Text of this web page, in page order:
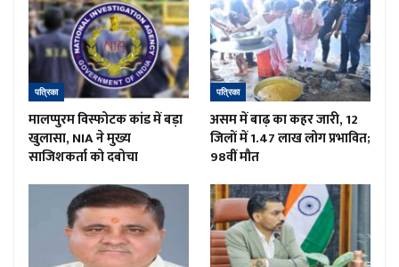
पत्रिका
मालप्पुरम विस्फोटक कांड में बड़ा
खुलासा, NIA ने मुख्य
साजिशकर्ता को दबोचा
पत्रिका
असम में बाढ़ का कहर जारी, 12
जिलों में 1.47 लाख लोग प्रभावित;
98वीं मौत